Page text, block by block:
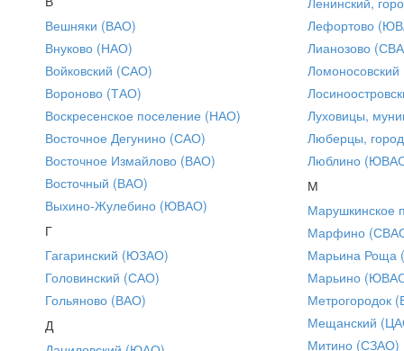
Вешняки (ВАО)
Внуково (НАО)
Войковский (САО)
Вороново (ТАО)
Воскресенское поселение (НАО)
Восточное Дегунино (САО)
Восточное Измайлово (ВАО)
Восточный (ВАО)
Выхино-Жулебино (ЮВАО)
Г
Гагаринский (ЮЗАО)
Головинский (САО)
Гольяново (ВАО)
Д
Лефортово
Лианозово
Луховицы,
Люберцы,
Люблино
М
Марушкинское
Марфино
Марьина Роща
Марьино
Метрогородок
Мещанский
Митино (СЗАО)